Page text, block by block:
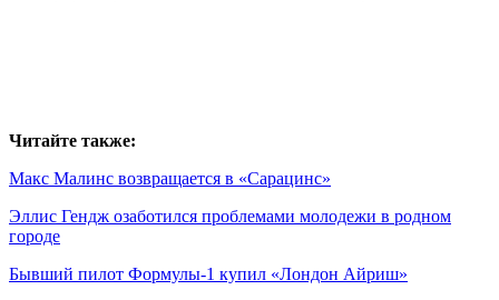
Читайте также:
Макс Малинс возвращается в «Сарацинс»
Эллис Гендж озаботился проблемами молодежи в родном
городе
Бывший пилот Формулы-1 купил «Лондон Айриш»